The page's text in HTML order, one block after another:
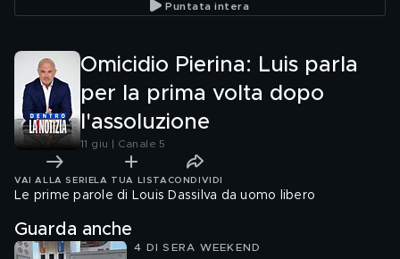
l'ascensore"
Puntata intera
Omicidio Pierina: Luis parla
per la prima volta dopo
l'assoluzione
11 giu | Canale 5
VAI ALLA SERIE LA TUA LISTA CONDIVIDI
Le prime parole di Louis Dassilva da uomo libero
Guarda anche
4 DI SERA WEEKEND